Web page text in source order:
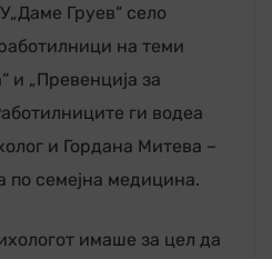
Груев“ село
на теми
и „Превенција за
ги водеа
и Гордана Митева –
по семејна медицина.
имаше за цел да